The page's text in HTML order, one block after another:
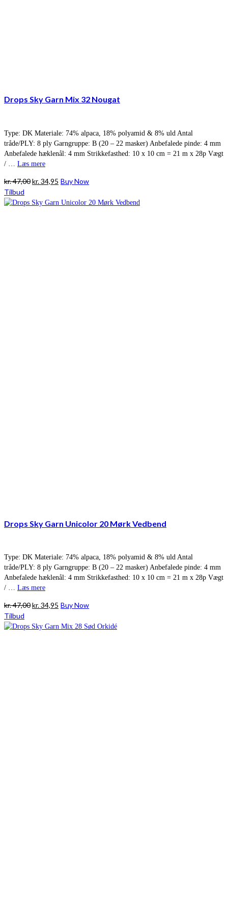
Drops Sky Garn Mix 32 Nougat
Type: DK Materiale: 74% alpaca, 18% polyamid & 8% uld Antal
tråde/PLY: 8 ply Garngruppe: B (20 – 22 masker) Anbefalede pinde: 4 mm
Anbefalede hæklenål: 4 mm Strikkefasthed: 10 x 10 cm = 21 m x 28p Vægt
/ … Læs mere
kr.47,00Den
pris
kr.34,95 Den
pris
Buy Now
Tilbud
Drops Sky Garn Unicolor 20 Mørk Vedbend
Type: DK Materiale: 74% alpaca, 18% polyamid & 8% uld Antal
tråde/PLY: 8 ply Garngruppe: B (20 – 22 masker) Anbefalede pinde: 4 mm
Anbefalede hæklenål: 4 mm Strikkefasthed: 10 x 10 cm = 21 m x 28p Vægt
/ … Læs mere
kr.47,00Den
pris
kr.34,95 Den
pris
Buy Now
Tilbud